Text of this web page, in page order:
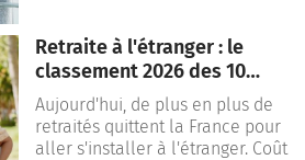
vise à soulager une arthrose
importante de la hanche.
Mais une question revient
systématiquement : combien de
temps faut-il pour un
Retraite à l'étranger : le
classement 2026 des 10
pays qui attirent le plus de
retraités
Aujourd'hui, de plus en plus de
retraités quittent la France pour
aller s'installer à l'étranger. Coût